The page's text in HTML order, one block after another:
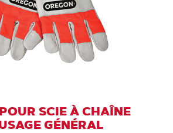
SCIE À CHAÎNE
GÉNÉRAL